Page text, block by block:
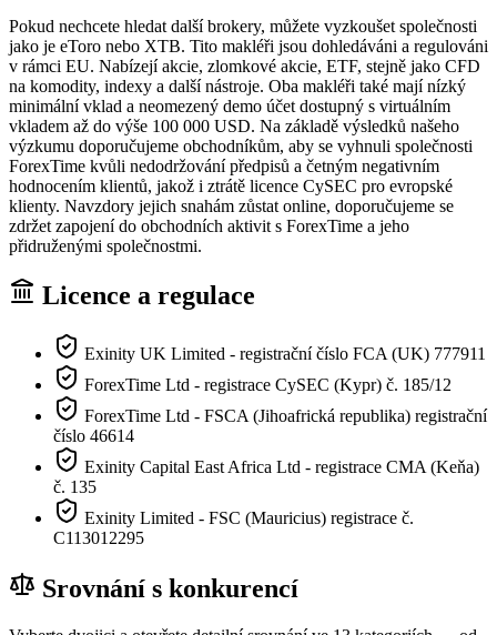
Pokud nechcete hledat další brokery, můžete vyzkoušet společnosti
jako je eToro nebo XTB. Tito makléři jsou dohledáváni a regulováni
v rámci EU. Nabízejí akcie, zlomkové akcie, ETF, stejně jako CFD
na komodity, indexy a další nástroje. Oba makléři také mají nízký
minimální vklad a neomezený demo účet dostupný s virtuálním
vkladem až do výše 100 000 USD. Na základě výsledků našeho
výzkumu doporučujeme obchodníkům, aby se vyhnuli společnosti
ForexTime kvůli nedodržování předpisů a četným negativním
hodnocením klientů, jakož i ztrátě licence CySEC pro evropské
klienty. Navzdory jejich snahám zůstat online, doporučujeme se
zdržet zapojení do obchodních aktivit s ForexTime a jeho
přidruženými společnostmi.
Licence a regulace
Exinity UK Limited - registrační číslo FCA (UK) 777911
ForexTime Ltd - registrace CySEC (Kypr) č. 185/12
ForexTime Ltd - FSCA (Jihoafrická republika) registrační
číslo 46614
Exinity Capital East Africa Ltd - registrace CMA (Keňa)
č. 135
Exinity Limited - FSC (Mauricius) registrace č.
C113012295
Srovnání s konkurencí